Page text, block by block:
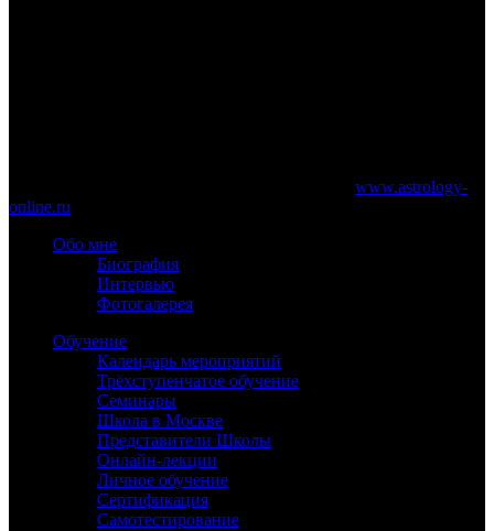
www.astrology-
online.ru
Обо мне
Биография
Интервью
Фотогалерея
Обучение
Календарь мероприятий
Трёхступенчатое обучение
Семинары
Школа в Москве
Представители Школы
Онлайн-лекции
Личное обучение
Сертификация
Самотестирование